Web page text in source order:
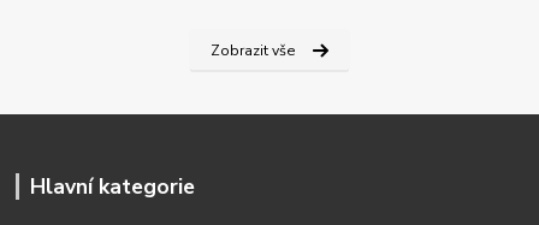
Zobrazit vše
Hlavní kategorie